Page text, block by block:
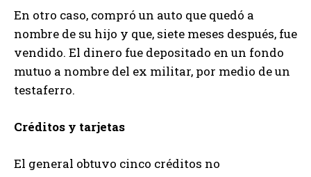
En otro caso, compró un auto que quedó a
nombre de su hijo y que, siete meses después, fue
vendido. El dinero fue depositado en un fondo
mutuo a nombre del ex militar, por medio de un
testaferro.
Créditos y tarjetas
El general obtuvo cinco créditos no